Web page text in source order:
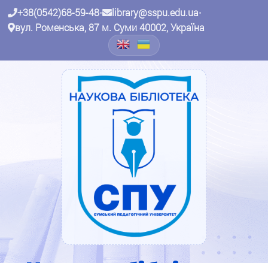
+38(0542)68-59-48• library@sspu.edu.ua•
вул. Роменська, 87 м. Суми 40002, Україна